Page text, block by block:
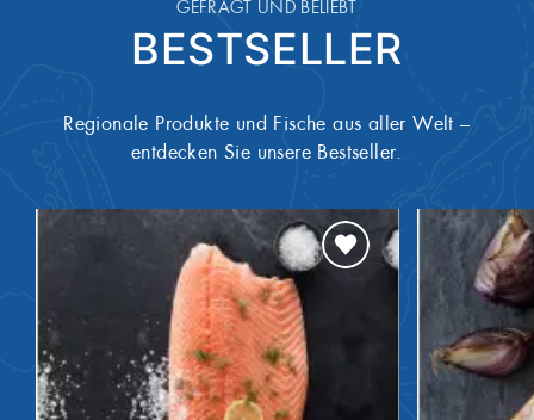
GEFRAGT UND BELIEBT
BESTSELLER
Regionale Produkte und Fische aus aller Welt –
entdecken Sie unsere Bestseller.